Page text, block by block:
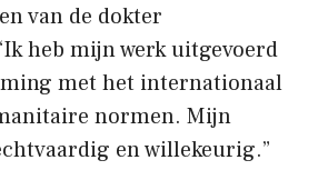
van de dokter
heb mijn werk uitgevoerd
met het internationaal
normen. Mijn
en willekeurig.”